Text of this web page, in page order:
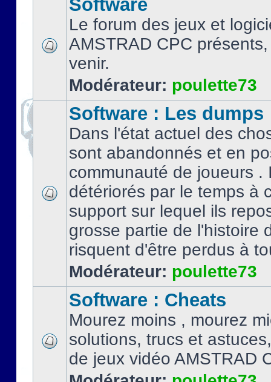
Software
Le forum des jeux et
AMSTRAD CPC
venir.
Modérateur: poulette73
Software : Les dumps
Dans l'état actuel des
sont abandonnés et en
communauté de joueurs .
détériorés par le temps à
support sur lequel ils
grosse partie de l'histoire
risquent d'être perdus à
Modérateur: poulette73
Software : Cheats
Mourez moins , mourez
solutions, trucs et
de jeux vidéo AMSTRAD